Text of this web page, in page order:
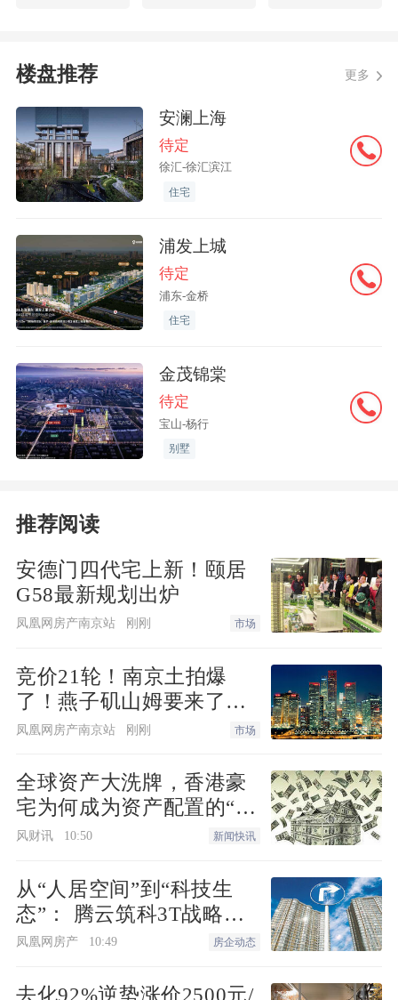
07-04地块，用地面积17317㎡，规划为Rr
3类住宅用地，容积率1.45；
08-31地块，用地面积19262㎡，规划为Rr
09-09A地块，用地面积28421㎡，规划为
Rr2类住宅用地，容积率1.05；
3类住宅用地，容积率1.05；
21-01地块，用地面积19917㎡，规划为Rr
2类住宅用地，容积率1.05；
23-01地块，用地面积14212㎡，规划为Rr
25-01地块，用地面积11915㎡，规划Rr3
类住宅用地，容积率1.25。
值得一提的是，中交和宝华的两个项目也
在此次规划中“改了名”：
宝华紫薇星城所在的两宗住宅用地，原11
-06地块编号改为08-36地块，原14-01地块
改为08-18地块；
中交松香源著所在的14-05地块，改为08-1
5地块。
点
楼盘推荐 更多
安澜上海
待定
徐汇-徐汇滨江
住宅
浦发上城
待定
浦东-金桥
住宅
金茂锦棠
待定
宝山-杨行
别墅
推荐阅读
安德门四代宅上新！颐居
G58最新规划出炉
凤凰网房产南京站 刚刚 市场
竞价21轮！南京土拍爆
了！燕子矶山姆要来了…
凤凰网房产南京站 刚刚 市场
全球资产大洗牌，香港豪
宅为何成为资产配置的“必
选项”？
风财讯 10:50 新闻快讯
从“人居空间”到“科技生
态”： 腾云筑科3T战略无
锡首发，生态圈协同重构
凤凰网房产 10:49 房企动态
去化92%逆势涨价2500元/